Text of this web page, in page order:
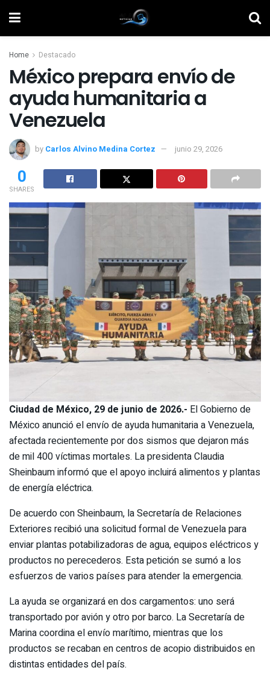
Home Destacado
México prepara envío de
ayuda humanitaria a
Venezuela
by Carlos Alvino Medina Cortez junio 29, 2026
0
SHARES
Ciudad de México, 29 de junio de 2026.- El Gobierno de
México anunció el envío de ayuda humanitaria a Venezuela,
afectada recientemente por dos sismos que dejaron más
de mil 400 víctimas mortales. La presidenta Claudia
Sheinbaum informó que el apoyo incluirá alimentos y plantas
de energía eléctrica.
De acuerdo con Sheinbaum, la Secretaría de Relaciones
Exteriores recibió una solicitud formal de Venezuela para
enviar plantas potabilizadoras de agua, equipos eléctricos y
productos no perecederos. Esta petición se sumó a los
esfuerzos de varios países para atender la emergencia.
La ayuda se organizará en dos cargamentos: uno será
transportado por avión y otro por barco. La Secretaría de
Marina coordina el envío marítimo, mientras que los
productos se recaban en centros de acopio distribuidos en
distintas entidades del país.